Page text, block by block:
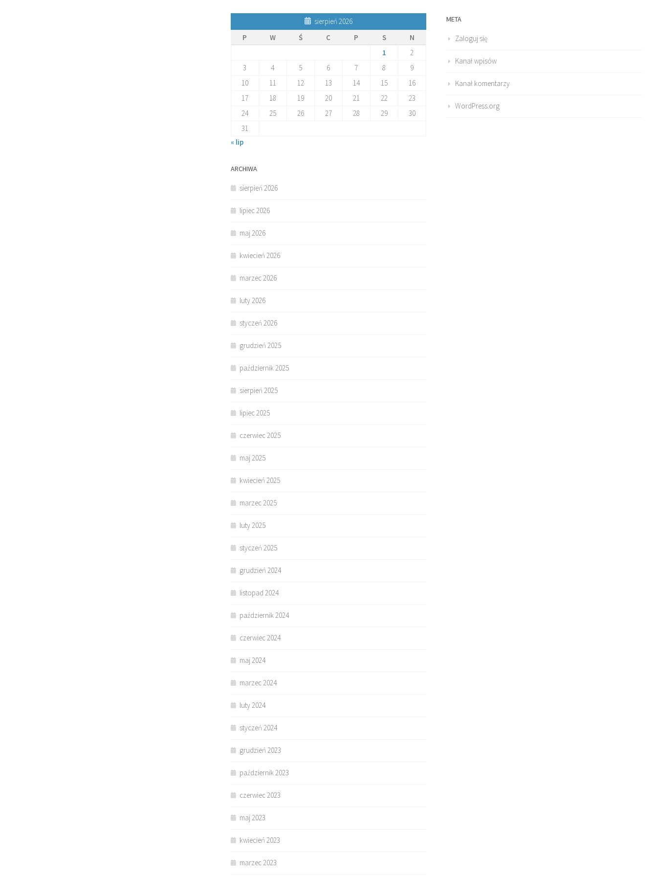
sierpień 2026
P
W Ś C P S
N
1
2
3
4 5 6 7 8
9
10
11 12 13 14 15
16
17
18 19 20 21 22
23
24
25 26 27 28 29
30
31
« lip
ARCHIWA
sierpień 2026
lipiec 2026
maj 2026
kwiecień 2026
marzec 2026
luty 2026
styczeń 2026
grudzień 2025
październik 2025
sierpień 2025
lipiec 2025
czerwiec 2025
maj 2025
kwiecień 2025
marzec 2025
luty 2025
styczeń 2025
grudzień 2024
listopad 2024
październik 2024
czerwiec 2024
maj 2024
marzec 2024
luty 2024
styczeń 2024
grudzień 2023
październik 2023
czerwiec 2023
maj 2023
kwiecień 2023
marzec 2023
META
Zaloguj się
Kanał wpisów
Kanał komentarzy
WordPress.org